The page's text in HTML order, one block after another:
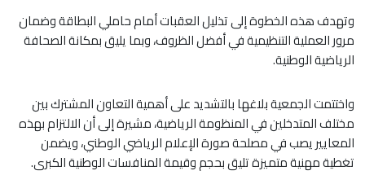
وتهدف هذه الخطوة إلى تذليل العقبات أمام حاملي البطاقة وضمان
مرور العملية التنظيمية في أفضل الظروف، وبما يليق بمكانة الصحافة
الرياضية الوطنية.
واختتمت الجمعية بلاغها بالتشديد على أهمية التعاون المشترك بين
مختلف المتدخلين في المنظومة الرياضية، مشيرة إلى أن الالتزام بهذه
المعايير يصب في مصلحة صورة الإعلام الرياضي الوطني، ويضمن
تغطية مهنية متميزة تليق بحجم وقيمة المنافسات الوطنية الكبرى.